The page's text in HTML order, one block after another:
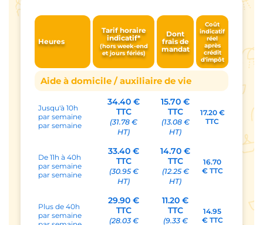
Heures
Tarif horaire
indicatif*
(hors week-end
et jours fériés)
Dont
frais de
mandat
Coût
indicatif
réel
après
crédit
d'impôt
Aide à domicile / auxiliaire de vie
Jusqu'à 10h
par semaine
par semaine
34.40 €
TTC
(31.78 €
HT)
15.70 €
TTC
(13.08 €
HT)
17.20 €
TTC
De 11h à 40h
par semaine
par semaine
33.40 €
TTC
(30.95 €
HT)
14.70 €
TTC
(12.25 €
HT)
16.70
€ TTC
Plus de 40h
par semaine
29.90 €
TTC
(28.03 €
11.20 €
TTC
(9.33 €
14.95
€ TTC